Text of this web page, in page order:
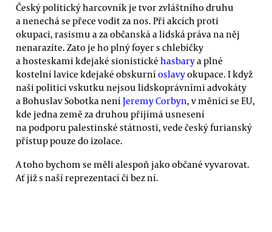
Český politický harcovník je tvor zvláštního druhu
a nenechá se přece vodit za nos. Při akcích proti
okupaci, rasismu a za občanská a lidská práva na něj
nenarazíte. Zato je ho plný foyer s chlebíčky
a hosteskami kdejaké sionistické hasbarya plné
kostelní lavice kdejaké obskurní oslavyokupace. I když
naši politici vskutku nejsou lidskoprávními advokáty
a Bohuslav Sobotka není Jeremy Corbyn, v měnící se EU,
kde jedna země za druhou přijímá usnesení
na podporu palestinské státnosti, vede český furianský
přístup pouze do izolace.
A toho bychom se měli alespoň jako občané vyvarovat.
Ať již s naší reprezentací či bez ní.